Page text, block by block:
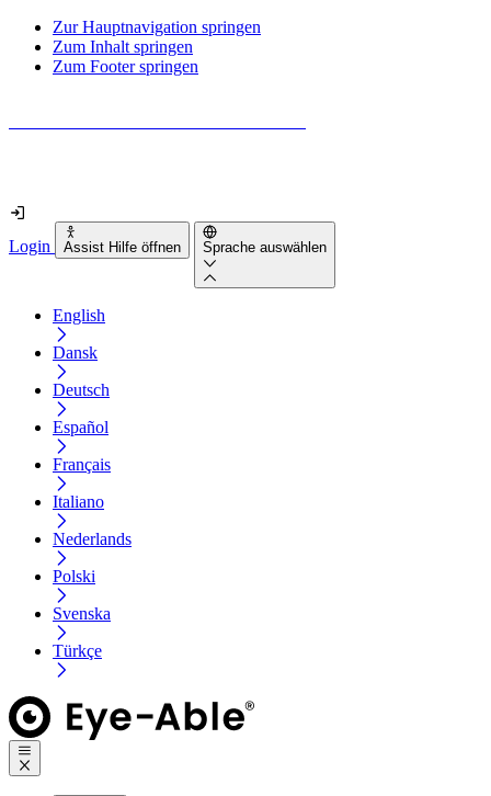
Zur Hauptnavigation springen
Zum Inhalt springen
Zum Footer springen
Login Assist Hilfe öffnen Sprache auswählen
English
Dansk
Deutsch
Español
Français
Italiano
Nederlands
Polski
Svenska
Türkçe